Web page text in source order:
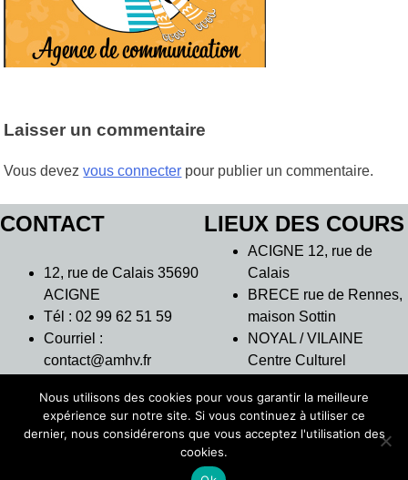
Laisser un commentaire
Vous devezvous connecter pour publier un commentaire.
CONTACT
12, rue de Calais 35690
ACIGNE
Tél : 02 99 62 51 59
Courriel :
contact@amhv.fr
LIEUX DES COURS
ACIGNE 12, rue de
Calais
BRECE rue de Rennes,
maison Sottin
NOYAL / VILAINE
Centre Culturel
THORIGNE
FOUILLARD 7 rue des
Nous utilisons des cookies pour vous garantir la meilleure
expérience sur notre site. Si vous continuez à utiliser ce
dernier, nous considérerons que vous acceptez l'utilisation des
cookies.